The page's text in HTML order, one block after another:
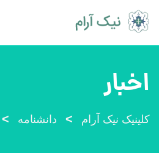
محتوا
اخبار
کلینیک نیک آرام > دانشنامه >